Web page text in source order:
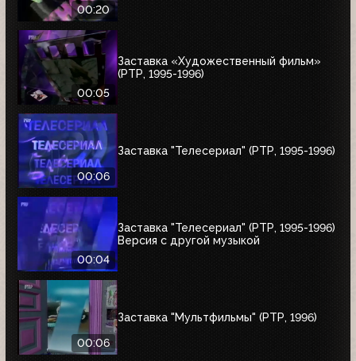
00:20
00:05
Заставка «Художественный фильм»
(РТР, 1995-1996)
00:06
Заставка "Телесериал" (РТР, 1995-1996)
00:04
Заставка "Телесериал" (РТР, 1995-1996)
Версия с другой музыкой
00:06
Заставка "Мультфильмы" (РТР, 1996)